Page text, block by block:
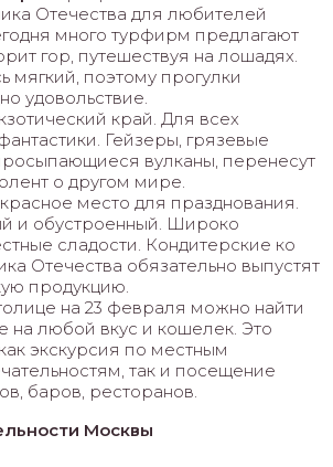
Отечества для любителей
много турфирм предлагают
гор, путешествуя на лошадях.
мягкий, поэтому прогулки
удовольствие.
край. Для всех
Гейзеры, грязевые
вулканы, перенесут
о другом мире.
место для празднования.
и обустроенный. Широко
сладости. Кондитерские ко
Отечества обязательно выпустят
продукцию.
на 23 февраля можно найти
на любой вкус и кошелек. Это
экскурсия по местным
так и посещение
баров, ресторанов.
Москвы